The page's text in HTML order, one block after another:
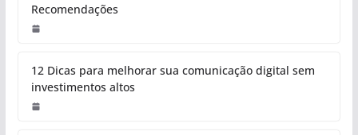
Recomendações
12 Dicas para melhorar sua comunicação digital sem
investimentos altos